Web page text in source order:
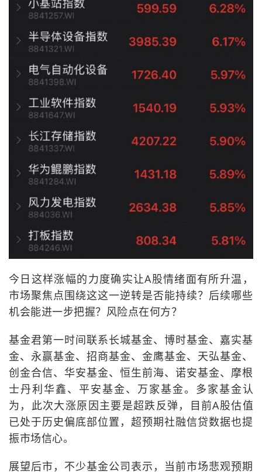
今日这样涨幅的力度确实让A股情绪面有所升温，
市场聚焦点围绕这这一逆转是否能持续？后续哪些
机会能进一步把握？风险点在何方？
基金君第一时间联系长城基金、博时基金、嘉实基
金、永赢基金、招商基金、金鹰基金、天弘基金、
创金合信、华安基金、恒生前海、诺安基金、摩根
士丹利华鑫、平安基金、万家基金。多家基金认
为，此次大涨原因主要是超跌反弹，目前A股估值
已处于历史偏底部位置，超预期社融信贷数据也提
振市场信心。
展望后市，不少基金公司表示，当前市场悲观预期